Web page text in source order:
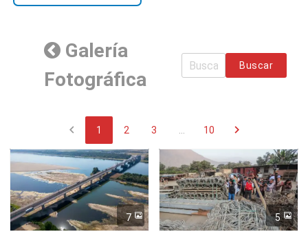
Galería
Fotográfica
Buscar
chevron_left 1 2 3 ... 10 chevron_right
7 5